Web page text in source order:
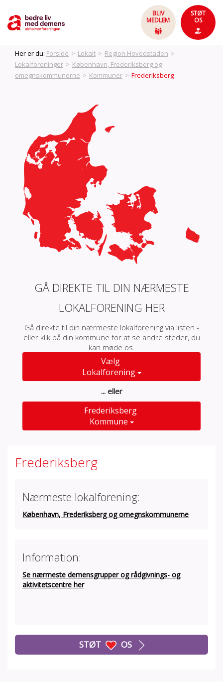
BLIV
MEDLEM
STØT
OS
Her er du: Forside > Lokalt > Region Hovedstaden >
Lokalforeninger > København, Frederiksberg og
omegnskommunerne > Kommuner > Frederiksberg
GÅ DIREKTE TIL DIN NÆRMESTE
LOKALFORENING HER
Gå direkte til din nærmeste lokalforening via listen -
eller klik på din kommune for at se andre steder, du
kan møde os.
Vælg
Lokalforening
... eller
Frederiksberg
Kommune
Frederiksberg
Nærmeste lokalforening:
København, Frederiksberg og omegnskommunerne
Information:
Se nærmeste demensgrupper og rådgivnings- og
aktivitetscentre her
STØT OS